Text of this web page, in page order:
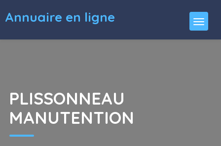
Annuaire en ligne
PLISSONNEAU
MANUTENTION